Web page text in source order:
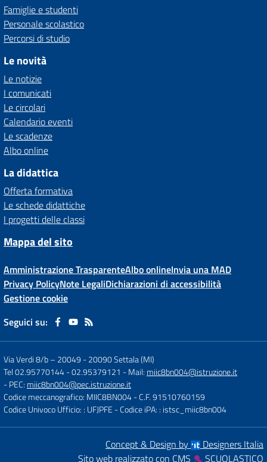
Famiglie e studenti
Personale scolastico
Percorsi di studio
Le novità
Le notizie
I comunicati
Le circolari
Calendario eventi
Le scadenze
Albo online
La didattica
Offerta formativa
Le schede didattiche
I progetti delle classi
Mappa del sito
Amministrazione TrasparenteAlbo onlineInvia una MAD
Privacy PolicyNote LegaliDichiarazioni di accessibilità
Gestione cookie
Seguici su:
Via Verdi 8/b – 20049 -20090 Settala (MI)
Tel 02.95770144 - 02.95379121 - Mail: miic8bn004@istruzione.it
- PEC: miic8bn004@pec.istruzione.it
Codice meccanografico: MIIC8BN004- C.F. 91510760159
Codice Univoco Ufficio: : UFJPFE - Codice iPA: : istsc_miic8bn004
Concept & Design by
Designers Italia
Sito web realizzato con CMS
SCUOLASTICO